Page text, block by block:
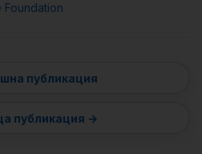
Foundation